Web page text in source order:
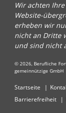
Wir achten
Website-
erheben wir
nicht an Dritte
und sind nicht
© 2026, Berufliche
gemeinnützige GmbH
Startseite
Barrierefreiheit